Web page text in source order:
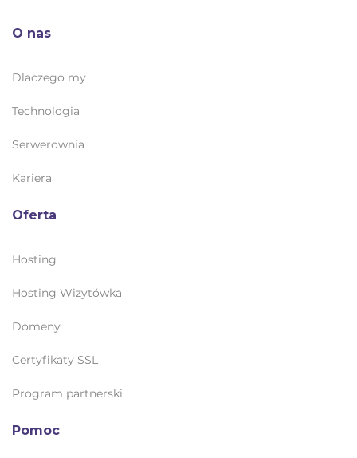
O nas
Dlaczego my
Technologia
Serwerownia
Kariera
Oferta
Hosting
Hosting Wizytówka
Domeny
Certyfikaty SSL
Program partnerski
Pomoc